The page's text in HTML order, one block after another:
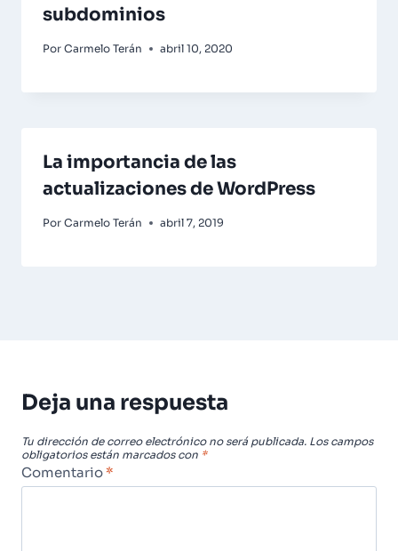
subdominios
Por Carmelo Terán abril 10, 2020
La importancia de las
actualizaciones de WordPress
Por Carmelo Terán abril 7, 2019
Deja una respuesta
Tu dirección de correo electrónico no será publicada. Los campos
obligatorios están marcados con *
Comentario *